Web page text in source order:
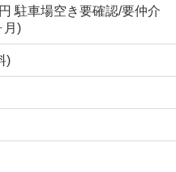
駐車場空き要確認/要仲介
月)
)